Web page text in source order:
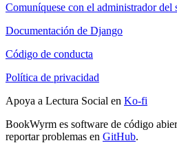
Comuníquese con el administrador del
Documentación de Django
Código de conducta
Política de privacidad
Apoya a Lectura Social en Ko-fi
BookWyrm es software de código
reportar problemas en GitHub.